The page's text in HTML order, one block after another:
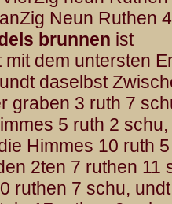
Neun Ruthen
brunnen ist
dem untersten
daselbst
graben 3 ruth 7
5 ruth 2 schu,
Himmes 10 ruth 5
2ten 7 ruthen 11
ruthen 7 schu,